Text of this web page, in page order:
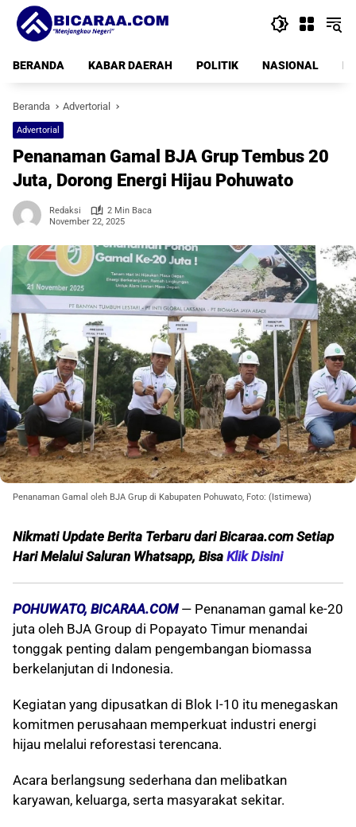
Langsung
konten
BERANDA
KABAR DAERAH POLITIK NASIONAL
Beranda Advertorial
Advertorial
Penanaman Gamal BJA Grup Tembus 20
Juta, Dorong Energi Hijau Pohuwato
Redaksi
2 Min Baca
November 22, 2025
Penanaman Gamal oleh BJA Grup di Kabupaten Pohuwato, Foto: (Istimewa)
Nikmati Update Berita Terbaru dari Bicaraa.com Setiap
Hari Melalui Saluran Whatsapp, Bisa Klik Disini
POHUWATO, BICARAA.COM— Penanaman gamal ke-20
juta oleh BJA Group di Popayato Timur menandai
tonggak penting dalam pengembangan biomassa
berkelanjutan di Indonesia.
Kegiatan yang dipusatkan di Blok I-10 itu menegaskan
komitmen perusahaan memperkuat industri energi
hijau melalui reforestasi terencana.
Acara berlangsung sederhana dan melibatkan
karyawan, keluarga, serta masyarakat sekitar.